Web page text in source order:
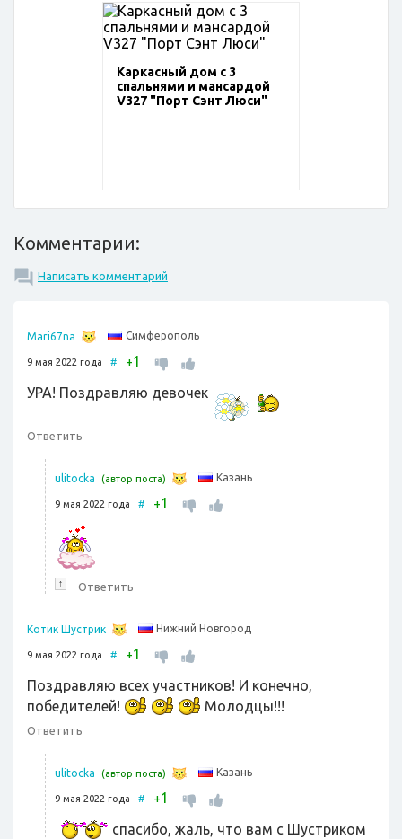
Каркасный дом с 3
спальнями и мансардой
V327 "Порт Сэнт Люси"
Комментарии:
Написать комментарий
Mari67na Симферополь
9 мая 2022 года # +1
УРА! Поздравляю девочек
Ответить
ulitocka (автор поста) Казань
9 мая 2022 года # +1
↑ Ответить
Котик Шустрик Нижний Новгород
9 мая 2022 года # +1
Поздравляю всех участников! И конечно,
победителей!
Молодцы!!!
Ответить
ulitocka (автор поста) Казань
9 мая 2022 года # +1
спасибо, жаль, что вам с Шустриком